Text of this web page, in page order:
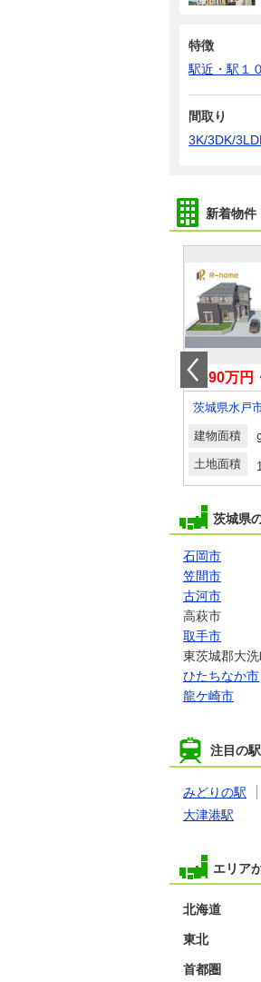
特徴
駅近・駅１
間取り
3K/3DK/
新着物件
2,590万円
茨城県水戸
建物面積
土地面積
茨城県
石岡市
笠間市
古河市
高萩市
取手市
東茨城郡大
ひたちなか市
龍ケ崎市
注目の
みどりの駅
大津港駅
エリア
北海道
東北
首都圏